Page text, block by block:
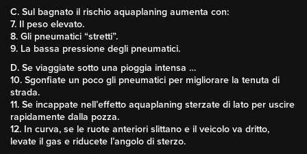
C. Sul bagnato il rischio aquaplaning aumenta con:
7. Il peso elevato.
8. Gli pneumatici “stretti”.
9. La bassa pressione degli pneumatici.
D. Se viaggiate sotto una pioggia intensa …
10. Sgonfiate un poco gli pneumatici per migliorare la tenuta di
strada.
11. Se incappate nell’effetto aquaplaning sterzate di lato per uscire
rapidamente dalla pozza.
12. In curva, se le ruote anteriori slittano e il veicolo va dritto,
levate il gas e riducete l’angolo di sterzo.